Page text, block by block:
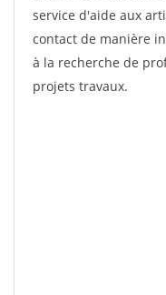
service d'aide aux
contact de manière
à la recherche de
projets travaux.